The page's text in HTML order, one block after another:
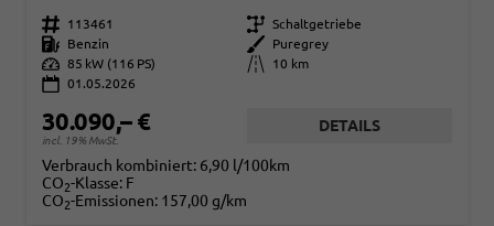
Fahrzeugnr. 113461 Getriebe Schaltgetriebe
Kraftstoff
Benzin Außenfarbe
Puregrey
Leistung 85 kW (116 PS) Kilometerstand
10 km
01.05.2026
30.090,– €
incl. 19% MwSt.
DETAILS
Verbrauch kombiniert: 6,90 l/100km
CO2-Klasse: F
CO2-Emissionen: 157,00 g/km